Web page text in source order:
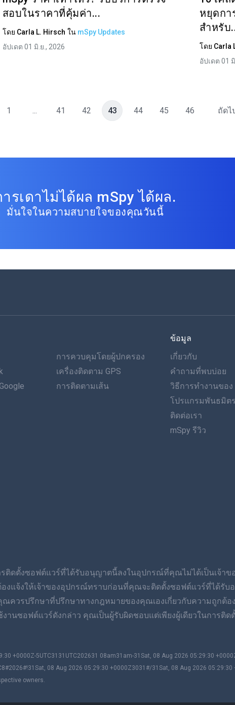
สอบในราคาที่คุ้มค่า...
โดย Carla L. Hirsch ใน mSpy Updates
อัปเดต 01 มิ.ย., 2026
หยุดกา
สำหรับ
โดย Carla
อัปเดต 01
1 ... 41 42 43 44 45 46 ถัดไ
ารเดาไม่ได้ผล mSpy ได้ผล.
มั่นใจในความสบายใจของคุณวันนี้
การควบคุมโดยผู้ปกครอง
เครื่องติดตาม GPS
การติดตามเส้น
ข้อมูล
เกี่ยวกับ
คำถามที่พบบ่อย
วิธีการทำงานของ
โปรแกรมพันธมิตร
ติดต่อเรา
mSpy รีวิว
ดตั้งซอฟต์แวร์ที่ได้รับอนุญาตนี้ลงในอุปกรณ์ที่คุณไม่ได้เป็นเจ้าข
จ้งให้เจ้าของอุปกรณ์ทราบก่อนที่คุณจะติดตั้งซอฟต์แวร์ที่ได้รับ
ณควรปรึกษาที่ปรึกษาทางกฎหมายของคุณเองเกี่ยวกับความถูกต้
นซอฟต์แวร์ดังกล่าว คุณเป็นผู้รับผิดชอบแต่เพียงผู้เดียวในการ
+0000Z-5UTC3131UTC202631 08am31am-31Sat, 08 Aug 2026 05:29:30
08 Aug 2026 05:29:30 +0000Z3031#/31Sat, 08 Aug 2026 05:29:30
owners.